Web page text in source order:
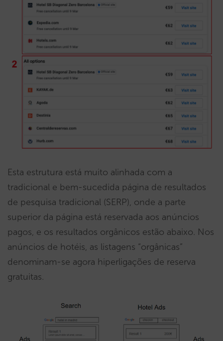
Esta estrutura está muito alinhada com a
tradicional e bem-sucedida página de resultados
de pesquisa tradicional (SERP), onde a parte
superior da página está reservada aos anúncios
pagos, e os resultados orgânicos estão abaixo. Nos
anúncios de hotéis, as listagens “orgânicas”
denominam-se agora hiperligações de reserva
gratuitas.